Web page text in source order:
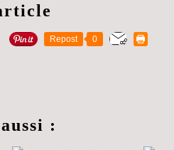
Repost 0
: